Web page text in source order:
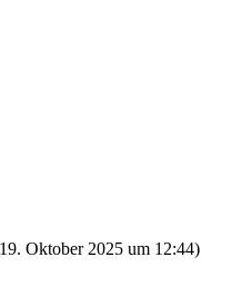
19. Oktober 2025 um 12:44)